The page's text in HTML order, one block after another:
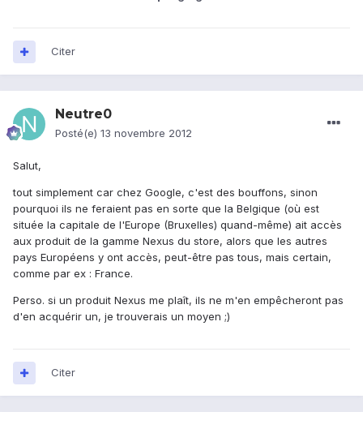
Citer
Neutre0
Posté(e) 13 novembre 2012
Salut,
tout simplement car chez Google, c'est des bouffons, sinon
pourquoi ils ne feraient pas en sorte que la Belgique (où est
située la capitale de l'Europe (Bruxelles) quand-même) ait accès
aux produit de la gamme Nexus du store, alors que les autres
pays Européens y ont accès, peut-être pas tous, mais certain,
comme par ex : France.
Perso. si un produit Nexus me plaît, ils ne m'en empêcheront pas
d'en acquérir un, je trouverais un moyen ;)
Citer